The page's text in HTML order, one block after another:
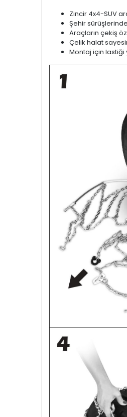
Zincir 4x4-SUV
Şehir
Araçların çekiş
Çelik halat
Montaj için lastiği